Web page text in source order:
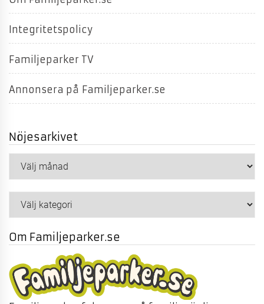
Integritetspolicy
Familjeparker TV
Annonsera på Familjeparker.se
Nöjesarkivet
Nöjesarkivet
Kategorier
Om Familjeparker.se